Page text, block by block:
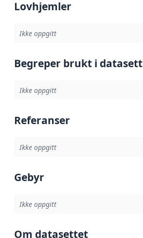
Lovhjemler
Ikke oppgitt
Begreper brukt i datasett
Ikke oppgitt
Referanser
Ikke oppgitt
Gebyr
Ikke oppgitt
Om datasettet